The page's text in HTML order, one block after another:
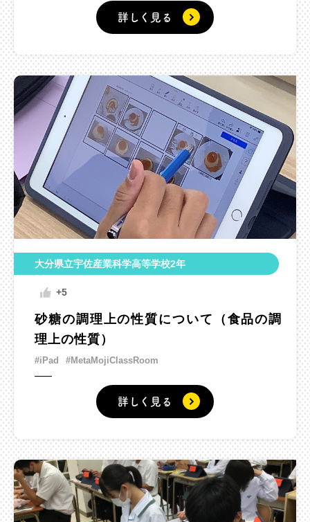
詳しく見る
大分県立宇佐産業科学高等学校2年
+5
砂糖の調理上の性質について（食品の調
理上の性質）
#iPad #MetaMojiClassRoom
詳しく見る